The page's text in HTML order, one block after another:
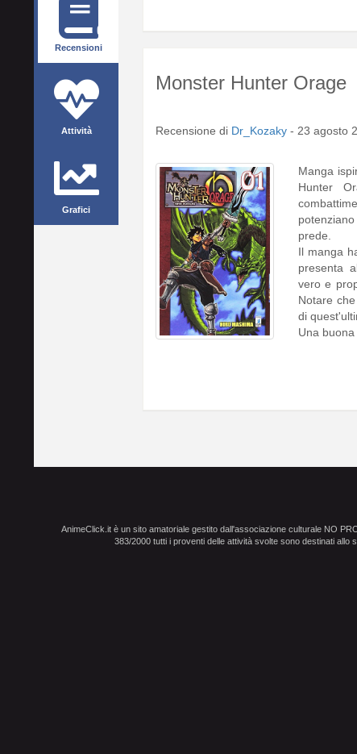
Recensioni
Attività
Grafici
Monster Hunter Orage
Recensione di Dr_Kozaky - 23 agosto
Manga
Hunter
prede.
Il manga
presenta
vero e
Notare
di
Una
AnimeClick.it è un sito amatoriale gestito dall'associazione culturale NO
383/2000 tutti i proventi delle attività svolte sono destinati